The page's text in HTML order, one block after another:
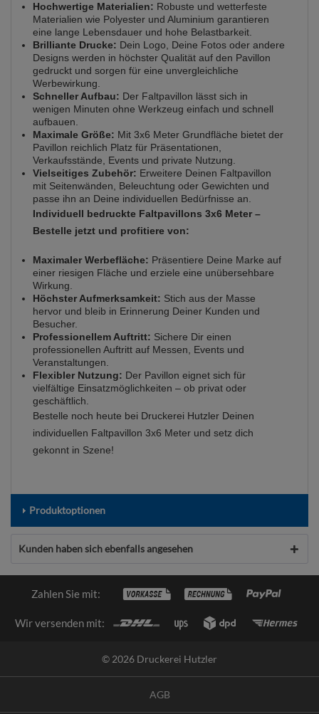
Hochwertige Materialien: Robuste und wetterfeste
Materialien wie Polyester und Aluminium garantieren
eine lange Lebensdauer und hohe Belastbarkeit.
Brilliante Drucke: Dein Logo, Deine Fotos oder andere
Designs werden in höchster Qualität auf den Pavillon
gedruckt und sorgen für eine unvergleichliche
Werbewirkung.
Schneller Aufbau: Der Faltpavillon lässt sich in
wenigen Minuten ohne Werkzeug einfach und schnell
aufbauen.
Maximale Größe: Mit 3x6 Meter Grundfläche bietet der
Pavillon reichlich Platz für Präsentationen,
Verkaufsstände, Events und private Nutzung.
Vielseitiges Zubehör: Erweitere Deinen Faltpavillon
mit Seitenwänden, Beleuchtung oder Gewichten und
passe ihn an Deine individuellen Bedürfnisse an.
Individuell bedruckte Faltpavillons 3x6 Meter –
Bestelle jetzt und profitiere von:
Maximaler Werbefläche: Präsentiere Deine Marke auf
einer riesigen Fläche und erziele eine unübersehbare
Wirkung.
Höchster Aufmerksamkeit: Stich aus der Masse
hervor und bleib in Erinnerung Deiner Kunden und
Besucher.
Professionellem Auftritt: Sichere Dir einen
professionellen Auftritt auf Messen, Events und
Veranstaltungen.
Flexibler Nutzung: Der Pavillon eignet sich für
vielfältige Einsatzmöglichkeiten – ob privat oder
geschäftlich.
Bestelle noch heute bei Druckerei Hutzler Deinen
individuellen Faltpavillon 3x6 Meter und setz dich
gekonnt in Szene!
Produktoptionen
Kunden haben sich ebenfalls angesehen
Zahlen Sie mit:
Wir versenden mit:
© 2026 Druckerei Hutzler
AGB